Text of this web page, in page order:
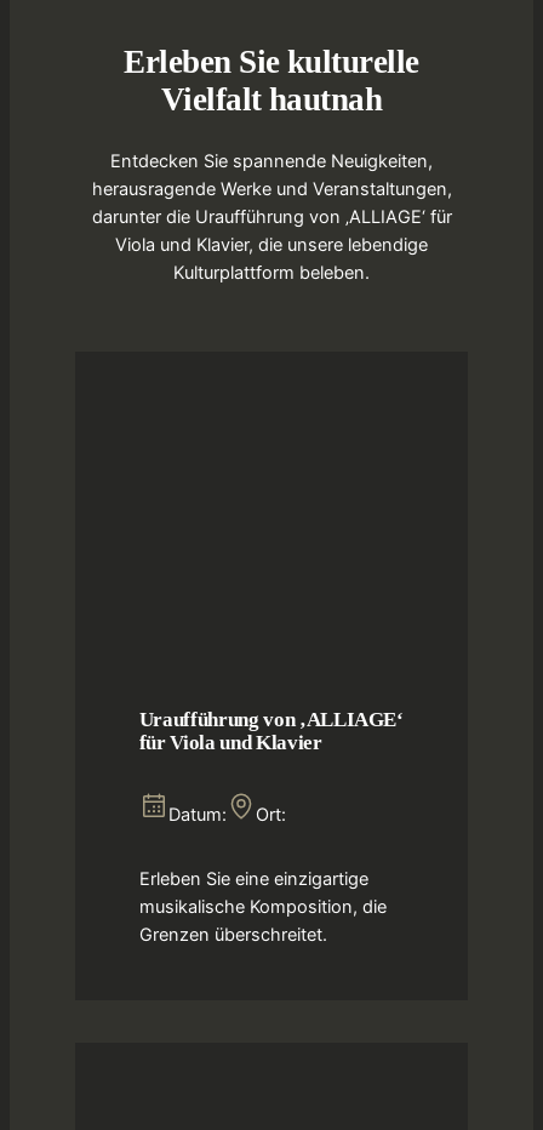
Erleben Sie kulturelle
Vielfalt hautnah
Entdecken Sie spannende Neuigkeiten,
herausragende Werke und Veranstaltungen,
darunter die Uraufführung von ‚ALLIAGE‘ für
Viola und Klavier, die unsere lebendige
Kulturplattform beleben.
Uraufführung von ‚ALLIAGE‘
für Viola und Klavier
Datum: Ort:
Erleben Sie eine einzigartige
musikalische Komposition, die
Grenzen überschreitet.